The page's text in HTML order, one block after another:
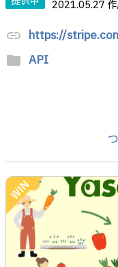
2021.05.27
link https://
folder API